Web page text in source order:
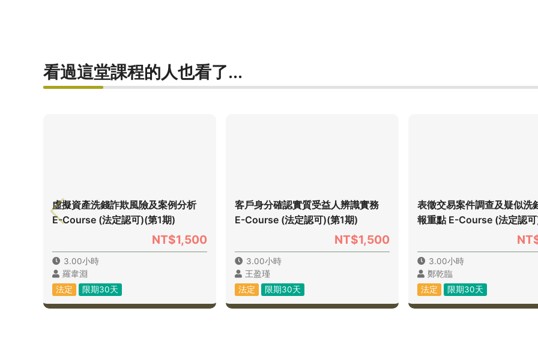
看過這堂課程的人也看了...
虛擬資產洗錢詐欺風險及案例分析
E-Course (法定認可)(第1期)
NT$1,500
3.00小時
羅韋淵
法定
限期30天
客戶身分確認實質受益人辨識實務
E-Course (法定認可)(第1期)
NT$1,500
3.00小時
王盈瑾
法定
限期30天
表徵交易案件調查及疑似洗
報重點 E-Course (法定認
3.00小時
鄭乾臨
法定
限期30天